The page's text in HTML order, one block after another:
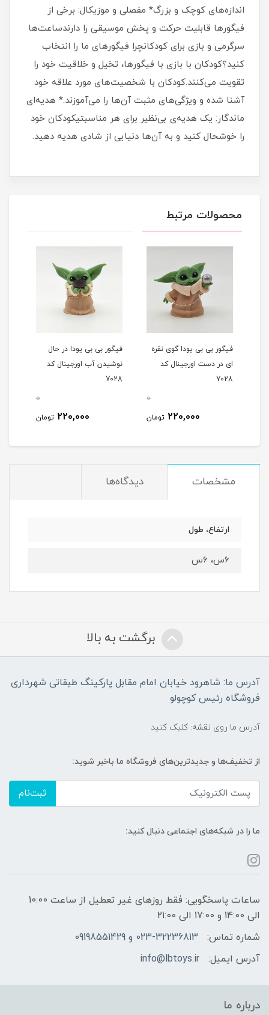
اندازه‌های کوچک و بزرگ* مفصلی و موزیکال: برخی از
فیگورها قابلیت حرکت و پخش موسیقی را دارندساعت‌ها
سرگرمی و بازی برای کودکانچرا فیگورهای ما را انتخاب
کنید؟کودکان با بازی با فیگورها، تخیل و خلاقیت خود را
تقویت می‌کنند.کودکان با شخصیت‌های مورد علاقه خود
آشنا شده و ویژگی‌های مثبت آن‌ها را می‌آموزند.* هدیه‌ای
ماندگار: یک هدیه‌ی بی‌نظیر برای هر مناسبتیکودکان خود
را خوشحال کنید و به آن‌ها دنیایی از شادی هدیه دهید.
محصولات مرتبط
فیگور بی بی یودا گوی نقره
ای در دست اورجینال کد
7028
0
220,000 تومان
فیگور بی بی یودا در حال
نوشیدن آب اورجینال کد
7028
0
220,000 تومان
مشخصات دیدگاه‌ها
ارتفاع، طول
6س، 6س
برگشت به بالا
آدرس ما: شاهرود خیابان امام مقابل پارکینگ طبقاتی شهرداری
فروشگاه رئیس کوچولو
آدرس ما روی نقشه: کلیک کنید
از تخفیف‌ها و جدیدترین‌های فروشگاه ما باخبر شوید:
ثبت‌نام
ما را در شبکه‌های اجتماعی دنبال کنید:
ساعات پاسخگویی: فقط روزهای غیر تعطیل از ساعت 10:00
الی 14:00 و 17:00 الی 21:00
شماره تماس:
023-32236813 و 09198551429
آدرس ایمیل:
info@lbtoys.ir
درباره ما